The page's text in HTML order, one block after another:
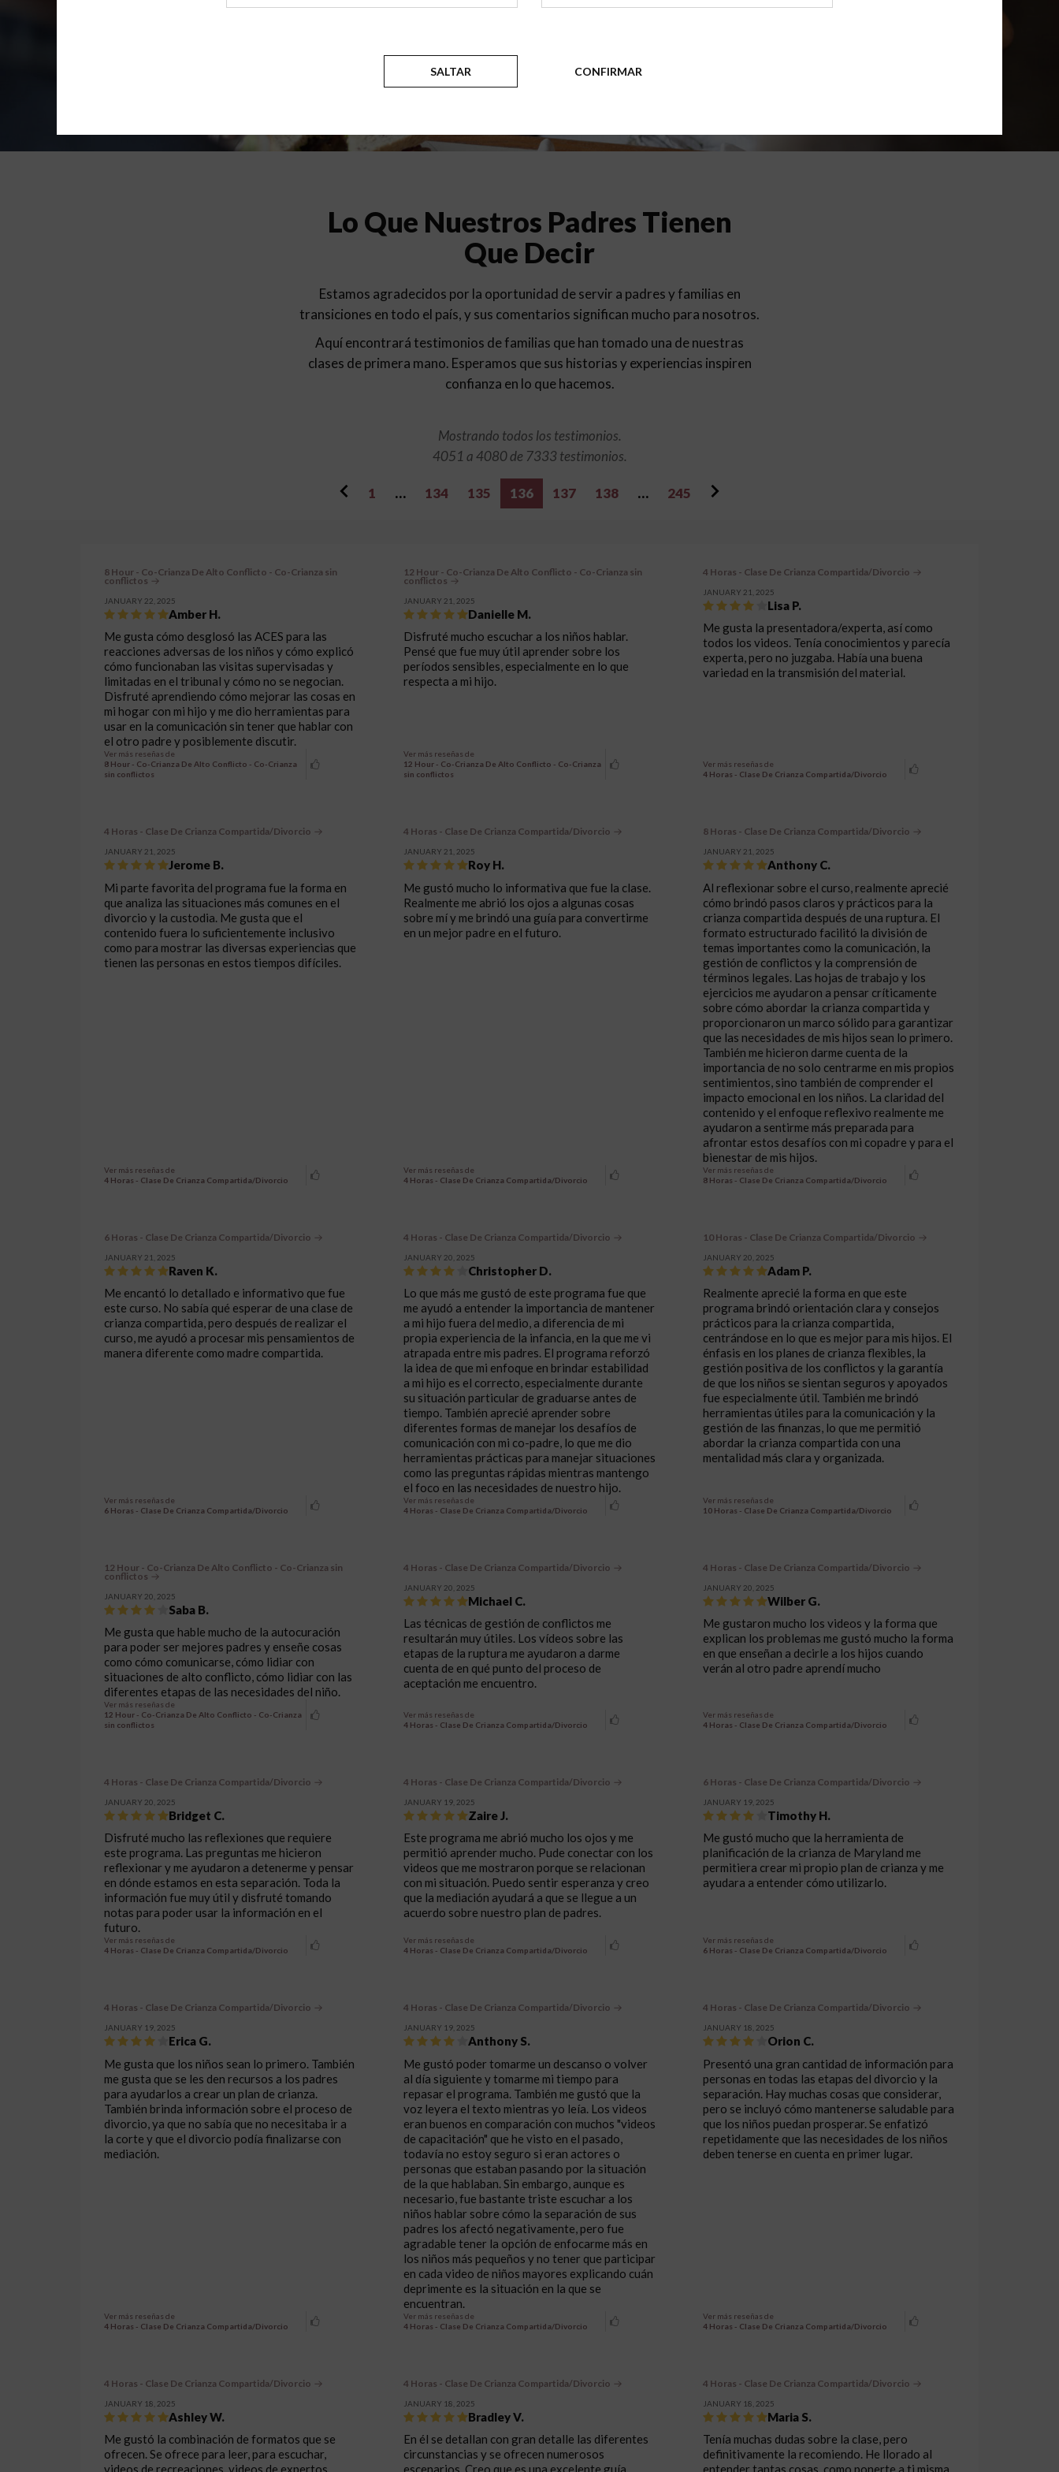
Lo Que Nuestros Padres Tienen
Que Decir
Estamos agradecidos por la oportunidad de servir a padres y familias en
transiciones en todo el país, y sus comentarios significan mucho para nosotros.
Aquí encontrará testimonios de familias que han tomado una de nuestras
clases de primera mano. Esperamos que sus historias y experiencias inspiren
confianza en lo que hacemos.
Mostrando todos los testimonios.
4051 a 4080 de 7333 testimonios.
1 … 134 135 136 137 138 … 245
8 Hour - Co-Crianza De Alto Conflicto - Co-Crianza sin
conflictos
JANUARY 22, 2025
Amber H.
Me gusta cómo desglosó las ACES para las
reacciones adversas de los niños y cómo explicó
cómo funcionaban las visitas supervisadas y
limitadas en el tribunal y cómo no se negocian.
Disfruté aprendiendo cómo mejorar las cosas en
mi hogar con mi hijo y me dio herramientas para
usar en la comunicación sin tener que hablar con
el otro padre y posiblemente discutir.
Ver más reseñas de
8 Hour - Co-Crianza De Alto Conflicto - Co-Crianza
sin conflictos
12 Hour - Co-Crianza De Alto Conflicto - Co-Crianza sin
conflictos
JANUARY 21, 2025
Danielle M.
Disfruté mucho escuchar a los niños hablar.
Pensé que fue muy útil aprender sobre los
períodos sensibles, especialmente en lo que
respecta a mi hijo.
Ver más reseñas de
12 Hour - Co-Crianza De Alto Conflicto - Co-Crianza
sin conflictos
4 Horas - Clase De Crianza Compartida/Divorcio
JANUARY 21, 2025
Lisa P.
Me gusta la presentadora/experta, así como
todos los videos. Tenía conocimientos y parecía
experta, pero no juzgaba. Había una buena
variedad en la transmisión del material.
Ver más reseñas de
4 Horas - Clase De Crianza Compartida/Divorcio
4 Horas - Clase De Crianza Compartida/Divorcio
JANUARY 21, 2025
Jerome B.
Mi parte favorita del programa fue la forma en
que analiza las situaciones más comunes en el
divorcio y la custodia. Me gusta que el
contenido fuera lo suficientemente inclusivo
como para mostrar las diversas experiencias que
tienen las personas en estos tiempos difíciles.
Ver más reseñas de
4 Horas - Clase De Crianza Compartida/Divorcio
4 Horas - Clase De Crianza Compartida/Divorcio
JANUARY 21, 2025
Roy H.
Me gustó mucho lo informativa que fue la clase.
Realmente me abrió los ojos a algunas cosas
sobre mí y me brindó una guía para convertirme
en un mejor padre en el futuro.
Ver más reseñas de
4 Horas - Clase De Crianza Compartida/Divorcio
8 Horas - Clase De Crianza Compartida/Divorcio
JANUARY 21, 2025
Anthony C.
Al reflexionar sobre el curso, realmente aprecié
cómo brindó pasos claros y prácticos para la
crianza compartida después de una ruptura. El
formato estructurado facilitó la división de
temas importantes como la comunicación, la
gestión de conflictos y la comprensión de
términos legales. Las hojas de trabajo y los
ejercicios me ayudaron a pensar críticamente
sobre cómo abordar la crianza compartida y
proporcionaron un marco sólido para garantizar
que las necesidades de mis hijos sean lo primero.
También me hicieron darme cuenta de la
importancia de no solo centrarme en mis propios
sentimientos, sino también de comprender el
impacto emocional en los niños. La claridad del
contenido y el enfoque reflexivo realmente me
ayudaron a sentirme más preparada para
afrontar estos desafíos con mi copadre y para el
bienestar de mis hijos.
Ver más reseñas de
8 Horas - Clase De Crianza Compartida/Divorcio
6 Horas - Clase De Crianza Compartida/Divorcio
JANUARY 21, 2025
Raven K.
Me encantó lo detallado e informativo que fue
este curso. No sabía qué esperar de una clase de
crianza compartida, pero después de realizar el
curso, me ayudó a procesar mis pensamientos de
manera diferente como madre compartida.
Ver más reseñas de
6 Horas - Clase De Crianza Compartida/Divorcio
4 Horas - Clase De Crianza Compartida/Divorcio
JANUARY 20, 2025
Christopher D.
Lo que más me gustó de este programa fue que
me ayudó a entender la importancia de mantener
a mi hijo fuera del medio, a diferencia de mi
propia experiencia de la infancia, en la que me vi
atrapada entre mis padres. El programa reforzó
la idea de que mi enfoque en brindar estabilidad
a mi hijo es el correcto, especialmente durante
su situación particular de graduarse antes de
tiempo. También aprecié aprender sobre
diferentes formas de manejar los desafíos de
comunicación con mi co-padre, lo que me dio
herramientas prácticas para manejar situaciones
como las preguntas rápidas mientras mantengo
el foco en las necesidades de nuestro hijo.
Ver más reseñas de
4 Horas - Clase De Crianza Compartida/Divorcio
10 Horas - Clase De Crianza Compartida/Divorcio
JANUARY 20, 2025
Adam P.
Realmente aprecié la forma en que este
programa brindó orientación clara y consejos
prácticos para la crianza compartida,
centrándose en lo que es mejor para mis hijos. El
énfasis en los planes de crianza flexibles, la
gestión positiva de los conflictos y la garantía
de que los niños se sientan seguros y apoyados
fue especialmente útil. También me brindó
herramientas útiles para la comunicación y la
gestión de las finanzas, lo que me permitió
abordar la crianza compartida con una
mentalidad más clara y organizada.
Ver más reseñas de
10 Horas - Clase De Crianza Compartida/Divorcio
12 Hour - Co-Crianza De Alto Conflicto - Co-Crianza sin
conflictos
JANUARY 20, 2025
Saba B.
Me gusta que hable mucho de la autocuración
para poder ser mejores padres y enseñe cosas
como cómo comunicarse, cómo lidiar con
situaciones de alto conflicto, cómo lidiar con las
diferentes etapas de las necesidades del niño.
Ver más reseñas de
12 Hour - Co-Crianza De Alto Conflicto - Co-Crianza
sin conflictos
4 Horas - Clase De Crianza Compartida/Divorcio
JANUARY 20, 2025
Michael C.
Las técnicas de gestión de conflictos me
resultarán muy útiles. Los vídeos sobre las
etapas de la ruptura me ayudaron a darme
cuenta de en qué punto del proceso de
aceptación me encuentro.
Ver más reseñas de
4 Horas - Clase De Crianza Compartida/Divorcio
4 Horas - Clase De Crianza Compartida/Divorcio
JANUARY 20, 2025
Wilber G.
Me gustaron mucho los videos y la forma que
explican los problemas me gustó mucho la forma
en que enseñan a decirle a los hijos cuando
verán al otro padre aprendí mucho
Ver más reseñas de
4 Horas - Clase De Crianza Compartida/Divorcio
4 Horas - Clase De Crianza Compartida/Divorcio
JANUARY 20, 2025
Bridget C.
Disfruté mucho las reflexiones que requiere
este programa. Las preguntas me hicieron
reflexionar y me ayudaron a detenerme y pensar
en dónde estamos en esta separación. Toda la
información fue muy útil y disfruté tomando
notas para poder usar la información en el
futuro.
Ver más reseñas de
4 Horas - Clase De Crianza Compartida/Divorcio
4 Horas - Clase De Crianza Compartida/Divorcio
JANUARY 19, 2025
Zaire J.
Este programa me abrió mucho los ojos y me
permitió aprender mucho. Pude conectar con los
videos que me mostraron porque se relacionan
con mi situación. Puedo sentir esperanza y creo
que la mediación ayudará a que se llegue a un
acuerdo sobre nuestro plan de padres.
Ver más reseñas de
4 Horas - Clase De Crianza Compartida/Divorcio
6 Horas - Clase De Crianza Compartida/Divorcio
JANUARY 19, 2025
Timothy H.
Me gustó mucho que la herramienta de
planificación de la crianza de Maryland me
permitiera crear mi propio plan de crianza y me
ayudara a entender cómo utilizarlo.
Ver más reseñas de
6 Horas - Clase De Crianza Compartida/Divorcio
4 Horas - Clase De Crianza Compartida/Divorcio
JANUARY 19, 2025
Erica G.
Me gusta que los niños sean lo primero. También
me gusta que se les den recursos a los padres
para ayudarlos a crear un plan de crianza.
También brinda información sobre el proceso de
divorcio, ya que no sabía que no necesitaba ir a
la corte y que el divorcio podía finalizarse con
mediación.
Ver más reseñas de
4 Horas - Clase De Crianza Compartida/Divorcio
4 Horas - Clase De Crianza Compartida/Divorcio
JANUARY 19, 2025
Anthony S.
Me gustó poder tomarme un descanso o volver
al día siguiente y tomarme mi tiempo para
repasar el programa. También me gustó que la
voz leyera el texto mientras yo leía. Los videos
eran buenos en comparación con muchos "videos
de capacitación" que he visto en el pasado,
todavía no estoy seguro si eran actores o
personas que estaban pasando por la situación
de la que hablaban. Sin embargo, aunque es
necesario, fue bastante triste escuchar a los
niños hablar sobre cómo la separación de sus
padres los afectó negativamente, pero fue
agradable tener la opción de enfocarme más en
los niños más pequeños y no tener que participar
en cada video de niños mayores explicando cuán
deprimente es la situación en la que se
encuentran.
Ver más reseñas de
4 Horas - Clase De Crianza Compartida/Divorcio
4 Horas - Clase De Crianza Compartida/Divorcio
JANUARY 18, 2025
Orion C.
Presentó una gran cantidad de información para
personas en todas las etapas del divorcio y la
separación. Hay muchas cosas que considerar,
pero se incluyó cómo mantenerse saludable para
que los niños puedan prosperar. Se enfatizó
repetidamente que las necesidades de los niños
deben tenerse en cuenta en primer lugar.
Ver más reseñas de
4 Horas - Clase De Crianza Compartida/Divorcio
4 Horas - Clase De Crianza Compartida/Divorcio
JANUARY 18, 2025
Ashley W.
Me gustó la combinación de formatos que se
ofrecen. Se ofrece para leer, para escuchar,
videos de recreaciones, videos de expertos
4 Horas - Clase De Crianza Compartida/Divorcio
JANUARY 18, 2025
Bradley V.
En él se detallan con gran detalle las diferentes
circunstancias y se ofrecen numerosos
escenarios. Creo que es una excelente guía
4 Horas - Clase De Crianza Compartida/Divorcio
JANUARY 18, 2025
Maria S.
Tenía muchas dudas sobre la clase, pero
definitivamente la recomiendo. He llorado al
entender tantas cosas, como ponerte a ti misma
SALTAR CONFIRMAR